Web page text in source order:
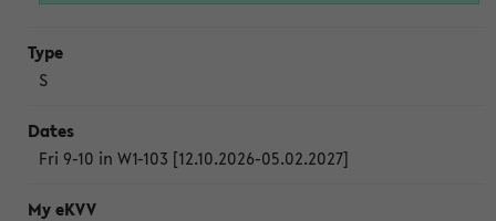
S
Fri 9-10 in W1-103 [12.10.2026-05.02.2027]